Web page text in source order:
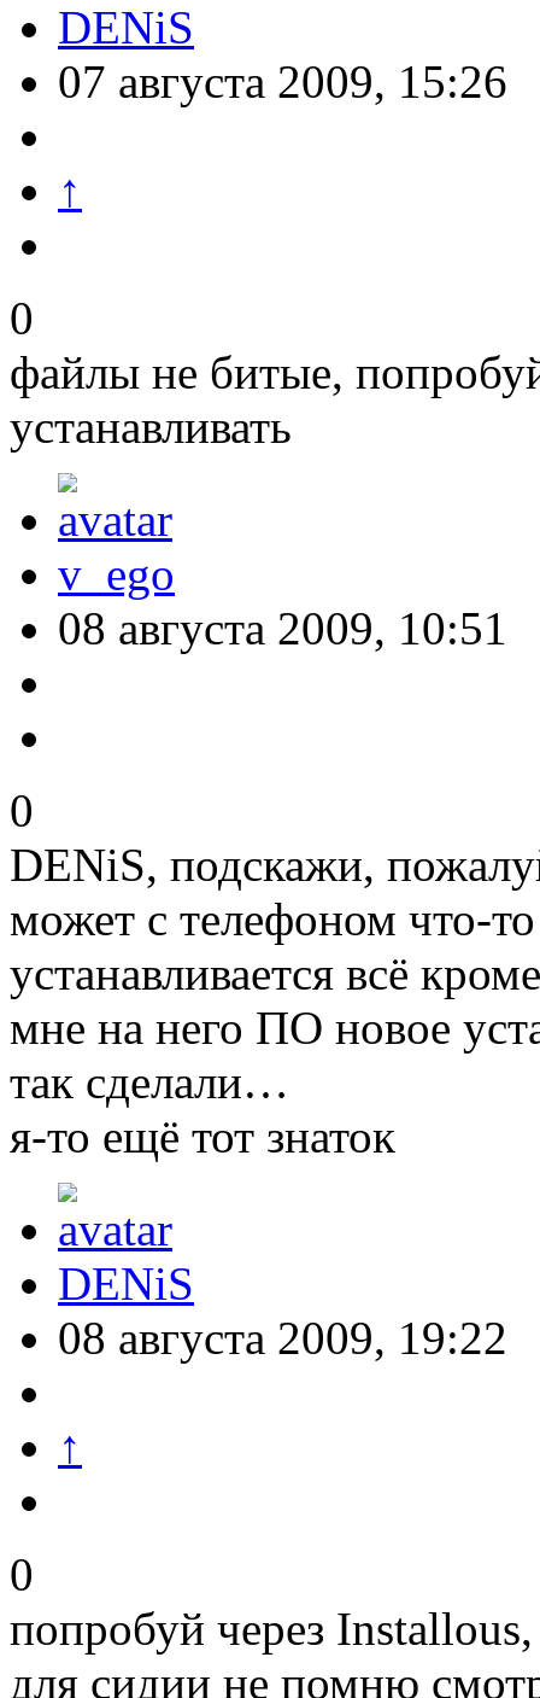
DENiS
07 августа 2009, 15:26
↑
0
файлы не битые,
устанавливать
v_ego
08 августа 2009, 10:51
0
DENiS, подскажи,
может с телефоном что-
устанавливается всё
мне на него ПО новое
так сделали…
я-то ещё тот знаток
DENiS
08 августа 2009, 19:22
↑
0
попробуй через
для сидии не помню